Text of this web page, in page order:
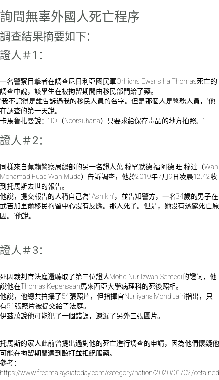
詢問無辜外國人死亡程序
調查結果摘要如下：
證人＃1：
一名警察目擊者在調查尼日利亞國民軍Orhions Ewansiha Thomas死亡的
調查中說，該學生在被拘留期間由移民部門給了藥。
“我不記得是誰告訴過我的移民人員的名字。但是那個人是醫務人員，”他
在調查的第一天說。
卡馬魯扎曼說：“ IO（Noorsuhana）只要求給保存毒品的地方拍照。”
證人＃2：
同樣來自蕉賴警察局總部的另一名證人萬·穆罕默德·福阿德·旺·穆達（Wan
Mohamad Fuad Wan Muda）告訴調查，他於2019年7月9日凌晨12.42收
到托馬斯去世的報告。
他說，提交報告的人稱自己為“ Ashikin”，並告知警方，一名34歲的男子在
武吉加里爾移民拘留中心沒有反應。那人死了。但是，她沒有透露死亡原
因。”他說。
證人＃3：
死因裁判官法庭還聽取了第三位證人Mohd Nur Izwan Semedi的證詞，他
說他在Thomas Kepensaan馬來西亞大學病理科的死後照相。
他說，他總共拍攝了54張照片，但指揮官Nurliyana Mohd Jafri指出，只
有51張照片被提交給了法庭。
伊茲萬說他可能犯了一個錯誤，遺漏了另外三張圖片。
托馬斯的家人此前曾提出過對他的死亡進行調查的申請，因為他們懷疑他
可能在拘留期間遭到毆打並拒絕服藥。
參考：
https://www.freemalaysiatoday.com/category/nation/2020/01/02/detained